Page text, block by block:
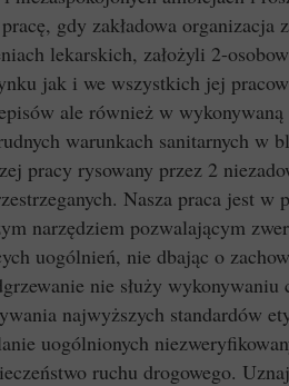
gdy zakładowa
lekarskich, założyli 2-
jak i we wszystkich jej
ale również w wykonywaną
warunkach sanitarnych
pracy rysowany przez 2
Nasza praca jest w
narzędziem pozwalającym
uogólnień, nie dbając o
nie służy
najwyższych standardów
uogólnionych
ruchu drogowego.